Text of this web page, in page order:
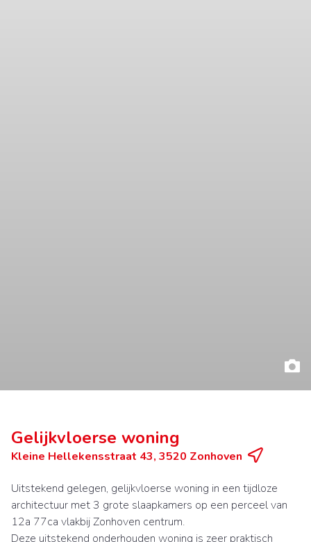
Gelijkvloerse woning
Kleine Hellekensstraat 43, 3520 Zonhoven
Uitstekend gelegen, gelijkvloerse woning in een tijdloze
architectuur met 3 grote slaapkamers op een perceel van
12a 77ca vlakbij Zonhoven centrum.
Deze uitstekend onderhouden woning is zeer praktisch